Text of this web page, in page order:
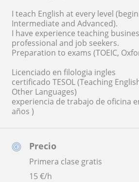
Precio
Primera clase gratis
15€/h
I teach English at every level
Intermediate and Advanced).
I have experience teaching
professional and job seekers.
Preparation to exams (TOEIC,
Licenciado en filologia ingles
certificado TESOL (Teaching
Other Languages)
experiencia de trabajo de oficina
años )